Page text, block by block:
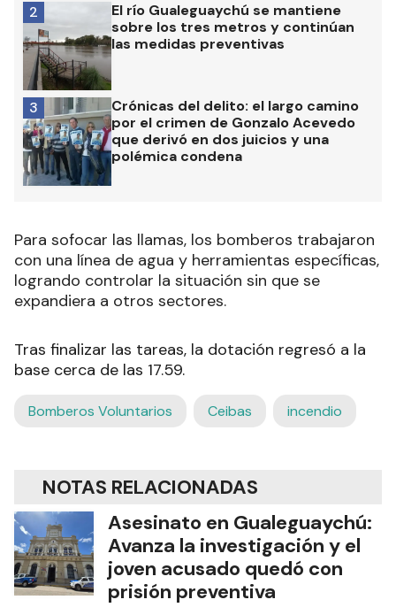
El río Gualeguaychú se mantiene
sobre los tres metros y continúan
las medidas preventivas
2
Crónicas del delito: el largo camino
por el crimen de Gonzalo Acevedo
que derivó en dos juicios y una
polémica condena
3
Para sofocar las llamas, los bomberos trabajaron
con una línea de agua y herramientas específicas,
logrando controlar la situación sin que se
expandiera a otros sectores.
Tras finalizar las tareas, la dotación regresó a la
base cerca de las 17.59.
Bomberos Voluntarios Ceibas incendio
NOTAS RELACIONADAS
Asesinato en Gualeguaychú:
Avanza la investigación y el
joven acusado quedó con
prisión preventiva